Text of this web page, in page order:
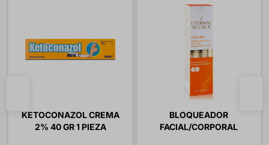
KETOCONAZOL CREMA
2% 40 GR 1 PIEZA
BLOQUEADOR
FACIAL/CORPORAL